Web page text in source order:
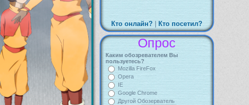
Кто онлайн? Кто посетил?
Опрос
Каким обозревателем Вы
пользуетесь?
Mozilla FireFox
Opera
IE
Google Chrome
Другой Обозерватель